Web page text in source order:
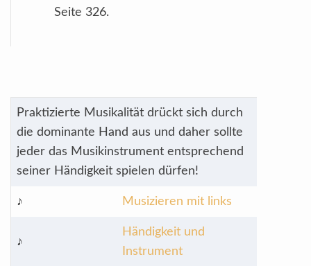
Seite 326.
Praktizierte Musikalität drückt sich durch
die dominante Hand aus und daher sollte
jeder das Musikinstrument entsprechend
seiner Händigkeit spielen dürfen!
♪ Musizieren mit links
♪
Händigkeit und
Instrument